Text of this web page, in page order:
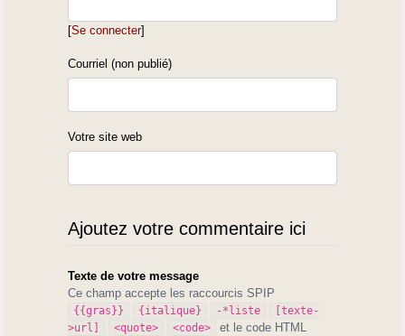
[Se connecter]
Courriel (non publié)
Votre site web
Ajoutez votre commentaire ici
Texte de votre message
Ce champ accepte les raccourcis SPIP
{{gras}} {italique} -*liste
[texte-
>url]
<quote> <code> et le code HTML